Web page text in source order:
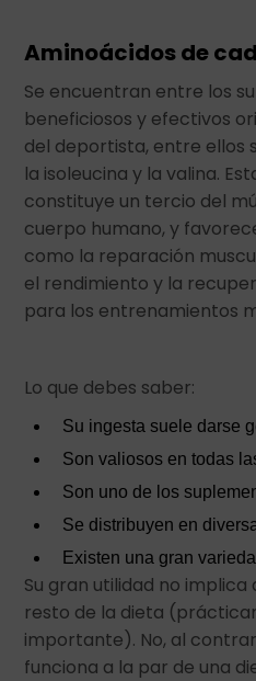
Aminoácidos de
Se encuentran entre los
beneficiosos y efectivos
del deportista, entre ellos
la isoleucina y la valina.
constituye un tercio del
cuerpo humano, y
como la reparación
el rendimiento y la
para los entrenamientos
Lo que debes saber:
Su ingesta suele darse
Son valiosos en todas
Son uno de los
Se distribuyen en
Existen una gran
Su gran utilidad no
resto de la dieta
importante). No, al
funciona a la par de una